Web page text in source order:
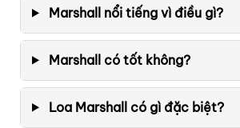
Marshall nổi tiếng vì điều gì?
Marshall có tốt không?
Loa Marshall có gì đặc biệt?